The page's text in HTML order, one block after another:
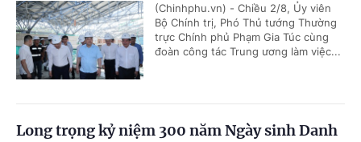
(Chinhphu.vn) - Chiều 2/8, Ủy viên
Bộ Chính trị, Phó Thủ tướng Thường
trực Chính phủ Phạm Gia Túc cùng
đoàn công tác Trung ương làm việc...
Long trọng kỷ niệm 300 năm Ngày sinh Danh